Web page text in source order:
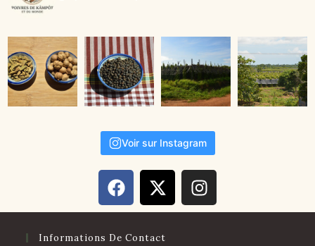
Voir sur Instagram
Informations De Contact